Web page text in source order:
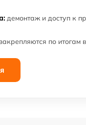
демонтаж и доступ к
по итогам